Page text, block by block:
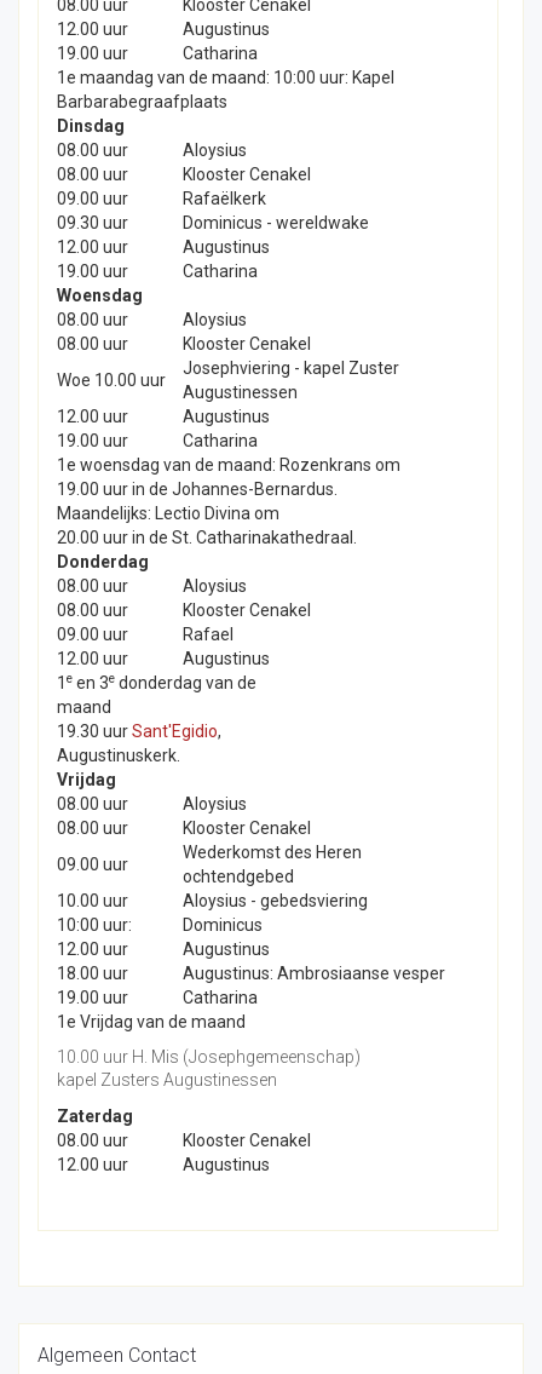
08.00 uur
Klooster Cenakel
12.00 uur
Augustinus
19.00 uur
Catharina
1e maandag van de maand: 10:00 uur: Kapel
Barbarabegraafplaats
Dinsdag
08.00 uur
Aloysius
08.00 uur
Klooster Cenakel
09.00 uur
Rafaëlkerk
09.30 uur
Dominicus - wereldwake
12.00 uur
Augustinus
19.00 uur
Catharina
Woensdag
08.00 uur
Aloysius
08.00 uur
Klooster Cenakel
Woe 10.00 uur
Josephviering - kapel Zuster
Augustinessen
12.00 uur
Augustinus
19.00 uur
Catharina
1e woensdag van de maand: Rozenkrans om
19.00 uur in de Johannes-Bernardus.
Maandelijks: Lectio Divina om
20.00 uur in de St. Catharinakathedraal.
Donderdag
08.00 uur
Aloysius
08.00 uur
Klooster Cenakel
09.00 uur
Rafael
12.00 uur
Augustinus
1 e en 3e donderdag van de
maand
19.30 uurSant'Egidio,
Augustinuskerk.
Vrijdag
08.00 uur
Aloysius
08.00 uur
Klooster Cenakel
09.00 uur
Wederkomst des Heren
ochtendgebed
10.00 uur
Aloysius - gebedsviering
10:00 uur:
Dominicus
12.00 uur
Augustinus
18.00 uur
Augustinus: Ambrosiaanse vesper
19.00 uur
Catharina
1e Vrijdag van de maand
10.00 uur H. Mis (Josephgemeenschap)
kapel Zusters Augustinessen
Zaterdag
08.00 uur
Klooster Cenakel
12.00 uur
Augustinus
Algemeen Contact